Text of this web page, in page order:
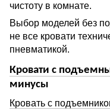
чистоту в комнате.
Выбор моделей без
не все кровати
пневматикой.
Кровати с
минусы
Кровать с